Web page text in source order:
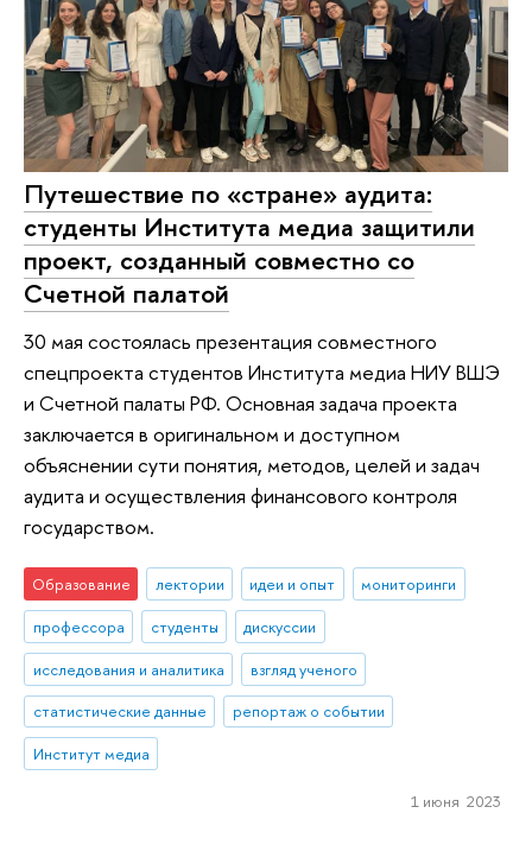
Путешествие по «стране» аудита:
студенты Института медиа защитили
проект, созданный совместно со
Счетной палатой
30 мая состоялась презентация совместного
спецпроекта студентов Института медиа НИУ ВШЭ
и Счетной палаты РФ. Основная задача проекта
заключается в оригинальном и доступном
объяснении сути понятия, методов, целей и задач
аудита и осуществления финансового контроля
государством.
Образование лектории идеи и опыт
мониторинги
профессора
студенты
дискуссии
исследования и аналитика
взгляд ученого
статистические данные
репортаж о событии
Институт медиа
1 июня 2023